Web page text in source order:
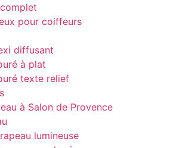
diffusant
à plat
texte relief
lumineuse